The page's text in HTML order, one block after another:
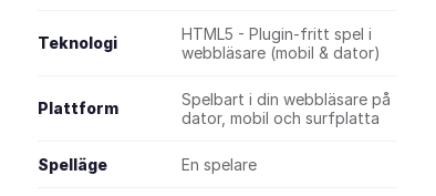
Teknologi
HTML5 - Plugin-fritt spel i
webbläsare (mobil & dator)
Plattform
Spelbart i din webbläsare på
dator, mobil och surfplatta
Spelläge En spelare